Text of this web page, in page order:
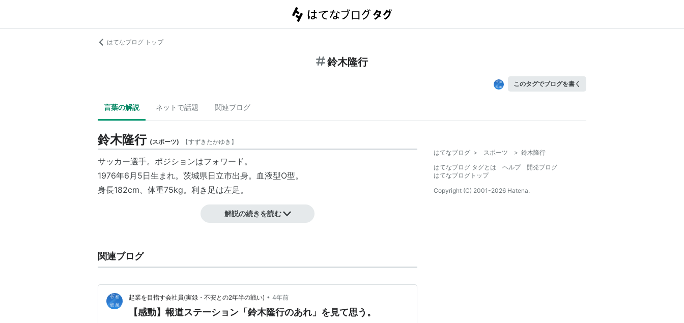
はてなブログ トップ
鈴木隆行
このタグでブログを書く
言葉の解説 ネットで話題 関連ブログ
鈴木隆行 (スポーツ) 【すずきたかゆき 】
サッカー選手。ポジションはフォワード。
1976年6月5日生まれ。茨城県日立市出身。血液型O型。
身長182cm、体重75kg。利き足は左足。
2001年、サッカー日本代表に初選出され、同年4月25日、スペインとの親善試合に途中
2001年のFIFAコンフェデレーションズカップ・カメルーン戦で2得点を上げる活躍を見
せブレイク。
2002年のFIFAワールドカップではベルギー戦で同点ゴールを上げる。
懸命にボールを追い、献身的なプレーで前線のつぶれ役となり、フリーキックのチャン
スを得ることが多い。
解説の続きを読む
関連ブログ
起業を目指す会社員(実録・不安との2年半の戦い) • 4年前
【感動】報道ステーション「鈴木隆行のあれ」を見て思う。
はてなブログ > スポーツ > 鈴木隆行
はてなブログ タグとは
ヘルプ
開発ブログ
はてなブログトップ
Copyright (C) 2001-2026 Hatena.